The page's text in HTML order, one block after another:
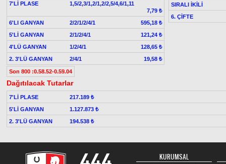
7'Lİ PLASE
1,5/2,3/1,2/1,2/2,5/4,6/1,11
7,79 ₺
6'LI GANYAN
2/2/1/2/4/1
595,18 ₺
5'Lİ GANYAN
2/1/2/4/1
121,24 ₺
4'LÜ GANYAN
1/2/4/1
128,65 ₺
2. 3'LÜ GANYAN
2/4/1 19,58 ₺
SIRALI İKİLİ
6. ÇİFTE
Son 800 :0.58.52-0.59.04
Dağıtılacak Tutarlar
7'Lİ PLASE
217.189 ₺
5'Lİ GANYAN
1.127.873 ₺
2. 3'LÜ GANYAN
194.538 ₺
KURUMSAL